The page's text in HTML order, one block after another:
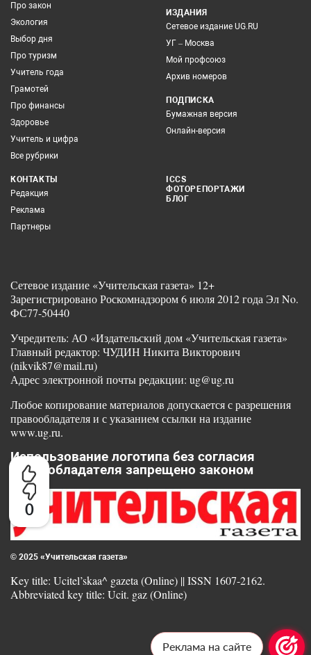
0
Про закон
Экология
Выбор дня
Про туризм
Учитель года
Грамотей
Про финансы
Здоровье
Учитель и цифра
Все рубрики
ИЗДАНИЯ
Сетевое издание UG.RU
УГ – Москва
Мой профсоюз
Архив номеров
ПОДПИСКА
Бумажная версия
Онлайн-версия
КОНТАКТЫ
Редакция
Реклама
Партнеры
ICCS
ФОТОРЕПОРТАЖИ
БЛОГ
Сетевое издание «Учительская газета» 12+
Зарегистрировано Роскомнадзором 6 июля 2012 года Эл No.
ФС77-50440
Учредитель: АО «Издательский дом «Учительская газета»
Главный редактор: ЧУДИН Никита Викторович
(nikvik87@mail.ru)
Адрес электронной почты редакции: ug@ug.ru
Любое копирование материалов допускается с разрешения
правообладателя и с указанием ссылки на издание
www.ug.ru.
Использование логотипа без согласия
правообладателя запрещено законом
© 2025 «Учительская газета»
Key title: Ucitel’skaa^ gazeta (Online) || ISSN 1607-2162.
Abbreviated key title: Ucit. gaz (Online)
Реклама на сайте